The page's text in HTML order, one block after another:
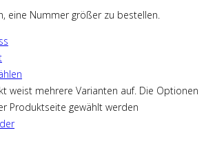
eine Nummer größer zu bestellen.
weist mehrere Varianten auf. Die Optionen
Produktseite gewählt werden